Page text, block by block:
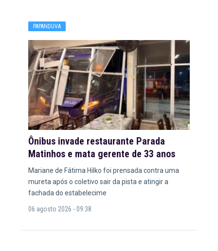
PAPANDUVA
Ônibus invade restaurante Parada
Matinhos e mata gerente de 33 anos
Mariane de Fátima Hilko foi prensada contra uma
mureta após o coletivo sair da pista e atingir a
fachada do estabelecime
06 agosto 2026 - 09:38